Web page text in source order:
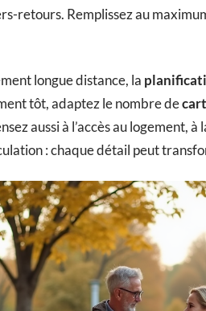
retours. Remplissez au
longue distance, la
tôt, adaptez le nombre de
aussi à l’accès au logement,
: chaque détail peut